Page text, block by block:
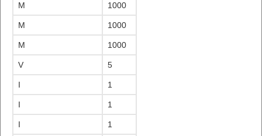
M 1000
M 1000
M 1000
V 5
I 1
I 1
I 1